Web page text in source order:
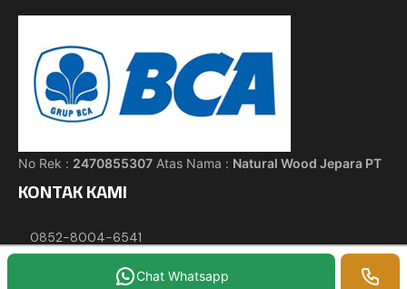
No Rek : 2470855307 Atas Nama : Natural Wood Jepara PT
KONTAK KAMI
0852-8004-6541
0852-8004-6541Chat Whatsapp